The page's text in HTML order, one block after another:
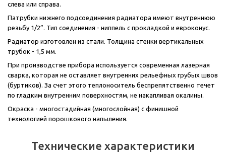
слева или справа.
Патрубки нижнего подсоединения радиатора имеют внутреннюю
резьбу 1/2”. Тип соединения - ниппель с прокладкой и евроконус.
Радиатор изготовлен из стали. Толщина стенки вертикальных
трубок - 1,5 мм.
При производстве прибора используется современная лазерная
сварка, которая не оставляет внутренних рельефных грубых швов
(буртиков). За счет этого теплоноситель беспрепятственно течет
по гладким внутренним поверхностям, не накапливая окалины.
Окраска - многостадийная (многослойная) с финишной
технологией порошкового напыления.
Технические характеристики